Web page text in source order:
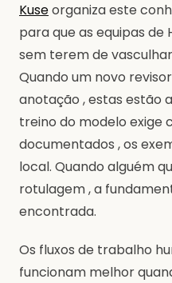
Kuseorganiza este
para que as equipas de
sem terem de
Quando um novo
anotação , estas estão
treino do modelo exige
documentados , os
local. Quando alguém
rotulagem , a
encontrada.
Os fluxos de trabalho
funcionam melhor